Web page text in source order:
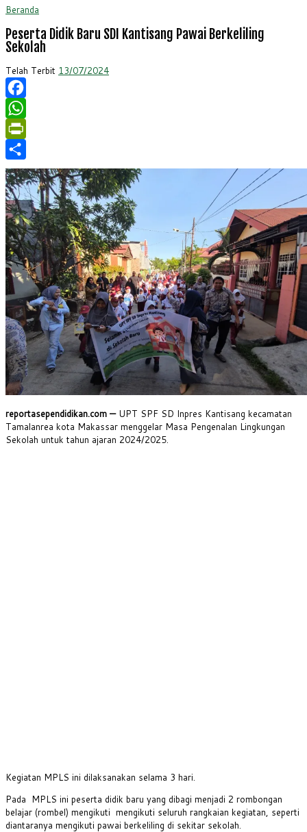
Beranda
Peserta Didik Baru SDI Kantisang Pawai Berkeliling
Sekolah
Telah Terbit 13/07/2024
Facebook
WhatsApp
PrintFriendly
Share
reportasependidikan.com — UPT SPF SD Inpres Kantisang kecamatan
Tamalanrea kota Makassar menggelar Masa Pengenalan Lingkungan
Sekolah untuk tahun ajaran 2024/2025.
Kegiatan MPLS ini dilaksanakan selama 3 hari.
Pada MPLS ini peserta didik baru yang dibagi menjadi 2 rombongan
belajar (rombel) mengikuti mengikuti seluruh rangkaian kegiatan, seperti
diantaranya mengikuti pawai berkeliling di sekitar sekolah.